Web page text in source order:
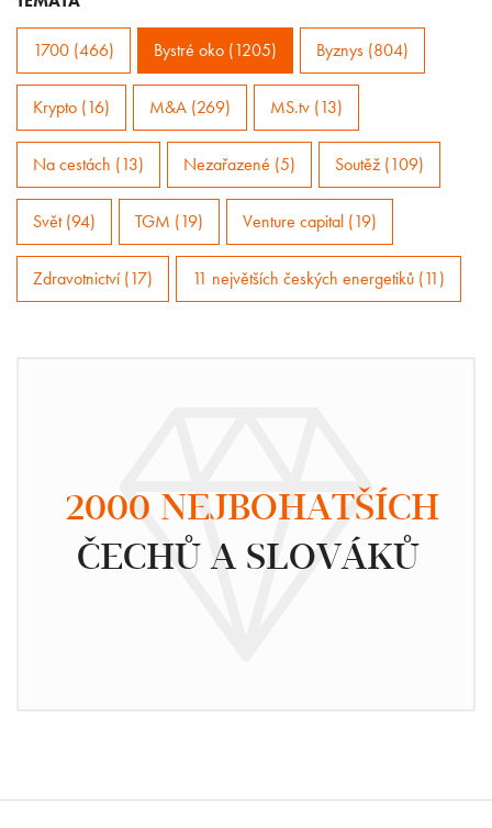
1700 (466) Bystré oko (1205) Byznys (804)
Krypto (16) M&A (269) MS.tv (13)
Na cestách (13) Nezařazené (5) Soutěž (109)
Svět (94) TGM (19) Venture capital (19)
Zdravotnictví (17) 11 největších českých energetiků (11)
2000 NEJBOHATŠÍCH
ČECHŮ A SLOVÁKŮ